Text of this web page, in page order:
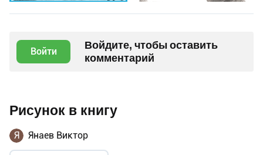
Войти
Войдите, чтобы оставить
комментарий
Рисунок в книгу
Я Янаев Виктор